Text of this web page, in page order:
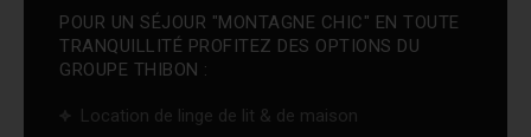
POUR UN SÉJOUR "MONTAGNE CHIC" EN TOUTE
TRANQUILLITÉ PROFITEZ DES OPTIONS DU
GROUPE THIBON :
Location de linge de lit & de maison